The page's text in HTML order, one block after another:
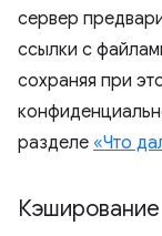
сервер
ссылки с
сохраняя при
разделе «Что
Кэширование